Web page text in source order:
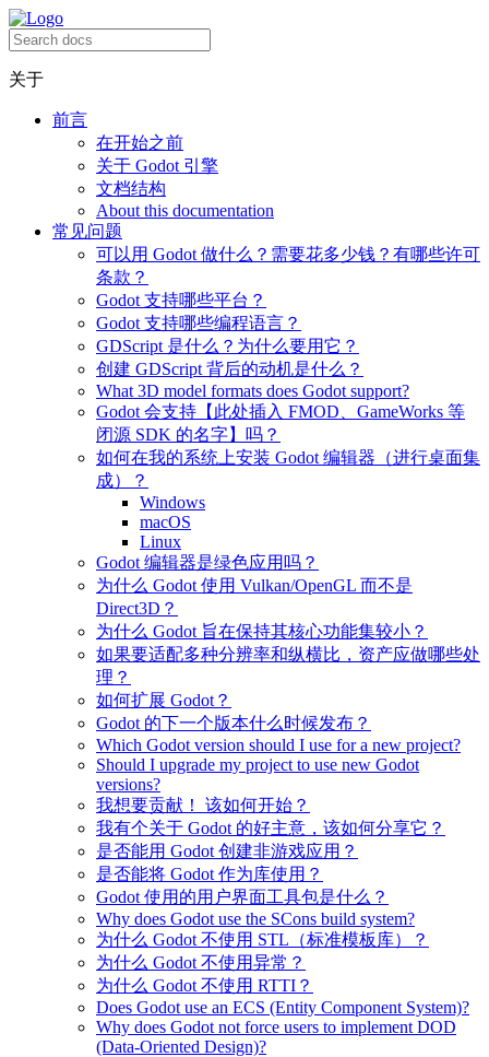
关于
前言
在开始之前
关于 Godot 引擎
文档结构
About this documentation
常见问题
可以用 Godot 做什么？需要花多少钱？有哪些许可
条款？
Godot 支持哪些平台？
Godot 支持哪些编程语言？
GDScript 是什么？为什么要用它？
创建 GDScript 背后的动机是什么？
What 3D model formats does Godot support?
Godot 会支持【此处插入 FMOD、GameWorks 等
闭源 SDK 的名字】吗？
如何在我的系统上安装 Godot 编辑器（进行桌面集
成）？
Windows
macOS
Linux
Godot 编辑器是绿色应用吗？
为什么 Godot 使用 Vulkan/OpenGL 而不是
Direct3D？
为什么 Godot 旨在保持其核心功能集较小？
如果要适配多种分辨率和纵横比，资产应做哪些处
理？
如何扩展 Godot？
Godot 的下一个版本什么时候发布？
Which Godot version should I use for a new project?
Should I upgrade my project to use new Godot
versions?
我想要贡献！ 该如何开始？
我有个关于 Godot 的好主意，该如何分享它？
是否能用 Godot 创建非游戏应用？
是否能将 Godot 作为库使用？
Godot 使用的用户界面工具包是什么？
Why does Godot use the SCons build system?
为什么 Godot 不使用 STL（标准模板库）？
为什么 Godot 不使用异常？
为什么 Godot 不使用 RTTI？
Does Godot use an ECS (Entity Component System)?
Why does Godot not force users to implement DOD
(Data-Oriented Design)?